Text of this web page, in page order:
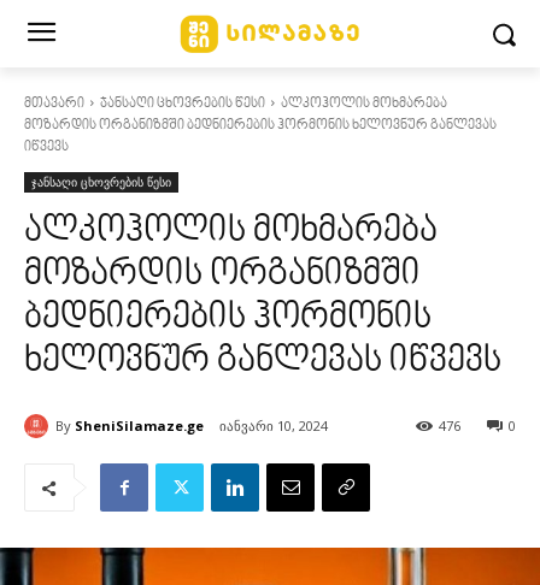
მთავარი ჯანსაღი ცხოვრების წესი
ალკოჰოლის მოხმარება
მოზარდის ორგანიზმში ბედნიერების ჰორმონის ხელოვნურ განლევას
იწვევს
ჯანსაღი ცხოვრების წესი
ალკოჰოლის მოხმარება
მოზარდის ორგანიზმში
ბედნიერების ჰორმონის
ხელოვნურ განლევას იწვევს
By SheniSilamaze.ge იანვარი 10, 2024 0
476